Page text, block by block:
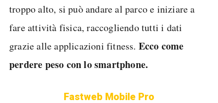
troppo alto, si può andare al parco e iniziare a
fare attività fisica, raccogliendo tutti i dati
grazie alle applicazioni fitness. Ecco come
perdere peso con lo smartphone.
Fastweb Mobile Pro